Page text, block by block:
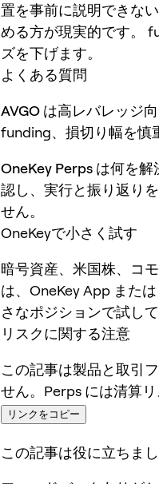
置を事前に説明できな
める方が現実的です。
ズを下げます。
よくある質問
AVGO は高レバレッジ
funding、損切り幅を慎
OneKey Perps は何を解
認し、実行と振り返り
せん。
OneKeyで小さく試す
暗号資産、米国株、コ
は、OneKey App また
さなポジションで試して
リスクに関する注意
この記事は製品と取引
せん。Perps には清算リ
リンクをコピー
この記事は役に立ちま